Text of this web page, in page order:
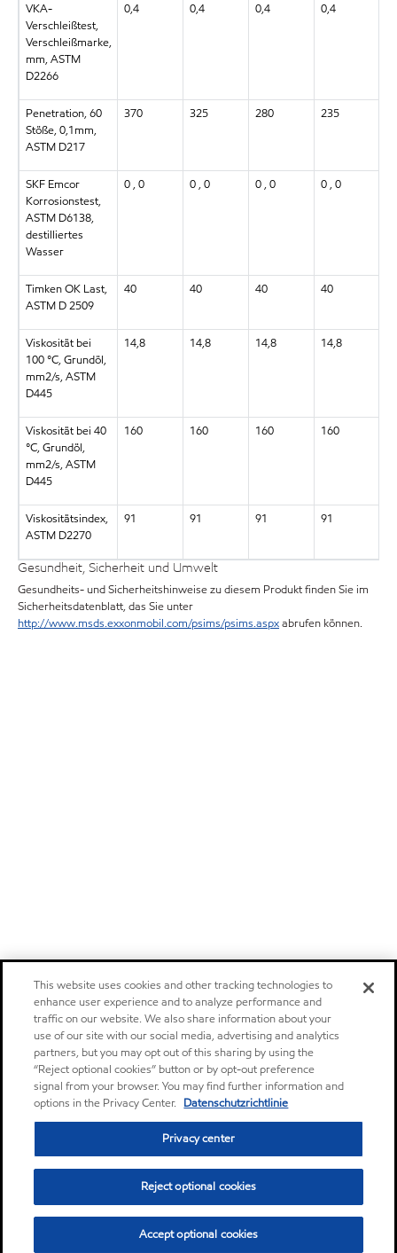
VKA-
Verschleißtest,
Verschleißmarke,
mm, ASTM
D2266
0,4 0,4 0,4 0,4
Penetration, 60
Stöße, 0,1mm,
ASTM D217
370 325 280 235
SKF Emcor
Korrosionstest,
ASTM D6138,
destilliertes
Wasser
0 , 0 0 , 0 0 , 0 0 , 0
Timken OK Last,
ASTM D 2509
40 40 40 40
Viskosität bei
100 °C, Grundöl,
mm2/s, ASTM
D445
14,8 14,8 14,8 14,8
Viskosität bei 40
°C, Grundöl,
mm2/s, ASTM
D445
160 160 160 160
Viskositätsindex,
ASTM D2270
91 91 91 91
Gesundheit, Sicherheit und Umwelt
Gesundheits- und Sicherheitshinweise zu diesem Produkt finden Sie im
Sicherheitsdatenblatt, das Sie unter
http://www.msds.exxonmobil.com/psims/psims.aspxabrufen können.
This website uses cookies and other tracking technologies to
enhance user experience and to analyze performance and
traffic on our website. We also share information about your
use of our site with our social media, advertising and analytics
partners, but you may opt out of this sharing by using the
“Reject optional cookies” button or by opt-out preference
signal from your browser. You may find further information and
options in the Privacy Center. Datenschutzrichtlinie
Privacy center
Reject optional cookies
Accept optional cookies